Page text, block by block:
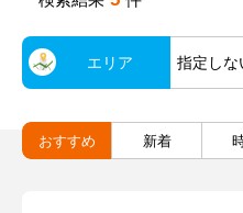
エリア 指定しな
おすすめ 新着